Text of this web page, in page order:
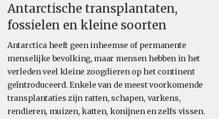
Antarctische transplantaten,
fossielen en kleine soorten
Antarctica heeft geen inheemse of permanente
menselijke bevolking, maar mensen hebben in het
verleden veel kleine zoogdieren op het continent
geïntroduceerd. Enkele van de meest voorkomende
transplantaties zijn ratten, schapen, varkens,
rendieren, muizen, katten, konijnen en zelfs vissen.